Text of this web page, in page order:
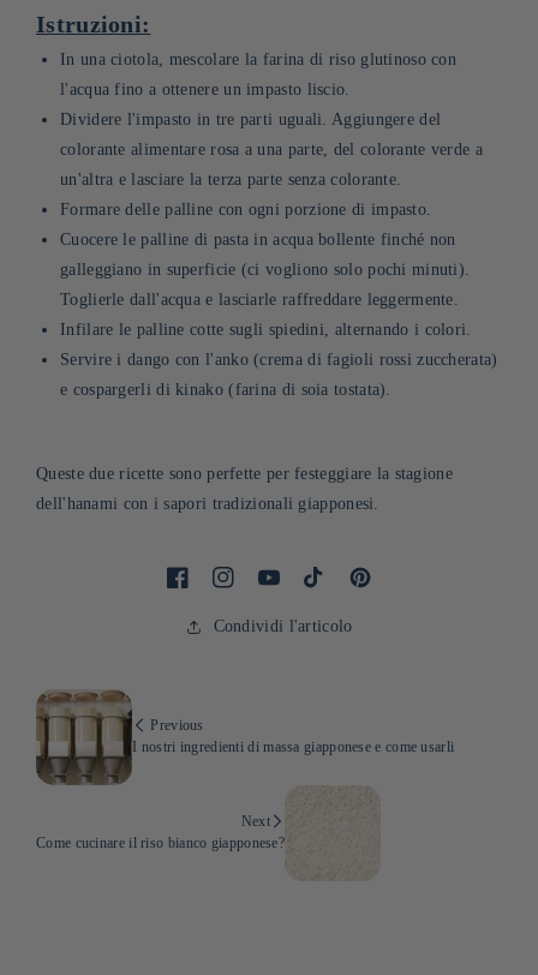
Istruzioni:
In una ciotola, mescolare la farina di riso glutinoso con
l'acqua fino a ottenere un impasto liscio.
Dividere l'impasto in tre parti uguali. Aggiungere del
colorante alimentare rosa a una parte, del colorante verde a
un'altra e lasciare la terza parte senza colorante.
Formare delle palline con ogni porzione di impasto.
Cuocere le palline di pasta in acqua bollente finché non
galleggiano in superficie (ci vogliono solo pochi minuti).
Toglierle dall'acqua e lasciarle raffreddare leggermente.
Infilare le palline cotte sugli spiedini, alternando i colori.
Servire i dango con l'anko (crema di fagioli rossi zuccherata)
e cospargerli di kinako (farina di soia tostata).
Queste due ricette sono perfette per festeggiare la stagione
dell'hanami con i sapori tradizionali giapponesi.
FacebookInstagramYouTubeTikTokPinterest
Condividi l'articolo
Previous
I nostri ingredienti di massa giapponese e come usarli
Next
Come cucinare il riso bianco giapponese?